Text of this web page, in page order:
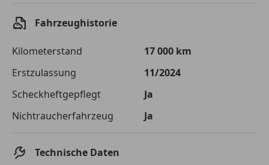
Fahrzeughistorie
Kilometerstand
17 000 km
Erstzulassung
11/2024
Scheckheftgepflegt
Ja
Nichtraucherfahrzeug
Ja
Technische Daten